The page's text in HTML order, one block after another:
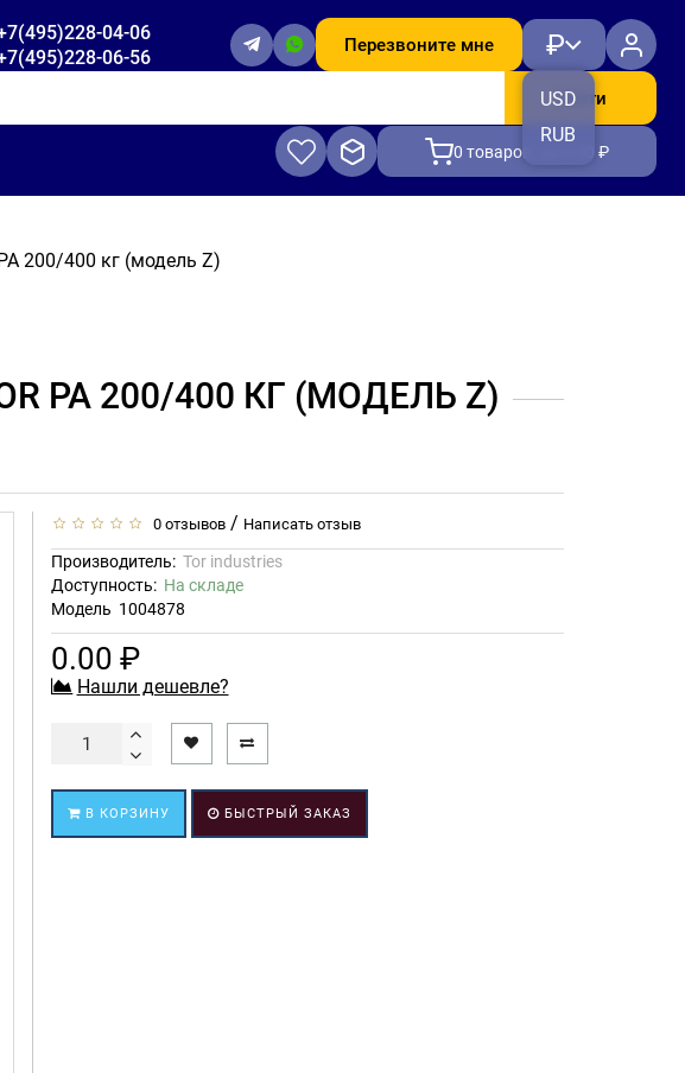
04-06
06-56
Перезвоните мне ₽
USD
RUB
Найти
0 товаров, на 0.00 ₽
200/400 кг (модель Z)
PA 200/400 КГ (МОДЕЛЬ Z)
0 отзывов / Написать отзыв
Производитель: Tor industries
Доступность: На складе
Модель 1004878
0.00 ₽
Нашли дешевле?
В КОРЗИНУ БЫСТРЫЙ ЗАКАЗ